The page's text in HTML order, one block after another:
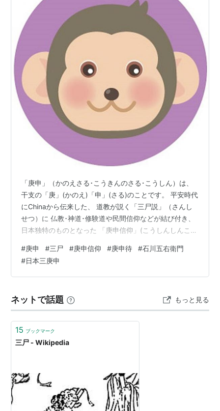
「庚申」（かのえさる･こうきんのさる･こうしん）は、
干支の「庚」(かのえ)「申」(さる)のことです。 平安時代
にChinaから伝来した、 道教が説く「三尸説」（さんし
せつ）に 仏教･神道･修験道や民間信仰などが結び付き、
日本独特のものとなった 「庚申信仰」(こうしんしんこ
「庚申信仰」（こうしんしんこう）とは 「三尸」(さん
し)という三匹の虫 日本に伝わった「庚申信仰」 「仏
教」と習合 「神道」と習合 「山王信仰」（さんのうしん
には、男と女の関係はご法度！ 令和8(2026)年の「庚…
#庚申 #三尸 #庚申信仰 #庚申待 #石川五右衛門
#日本三庚申
ネットで話題 もっと見る
15 ブックマーク
三尸 - Wikipedia